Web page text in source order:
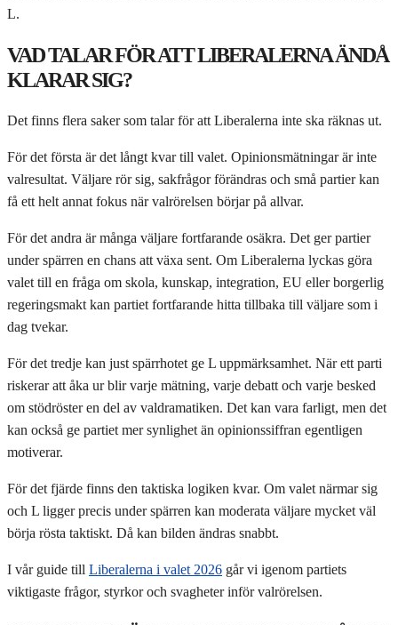
L.
VAD TALAR FÖR ATT LIBERALERNA ÄNDÅ
KLARAR SIG?
Det finns flera saker som talar för att Liberalerna inte ska räknas ut.
För det första är det långt kvar till valet. Opinionsmätningar är inte
valresultat. Väljare rör sig, sakfrågor förändras och små partier kan
få ett helt annat fokus när valrörelsen börjar på allvar.
För det andra är många väljare fortfarande osäkra. Det ger partier
under spärren en chans att växa sent. Om Liberalerna lyckas göra
valet till en fråga om skola, kunskap, integration, EU eller borgerlig
regeringsmakt kan partiet fortfarande hitta tillbaka till väljare som i
dag tvekar.
För det tredje kan just spärrhotet ge L uppmärksamhet. När ett parti
riskerar att åka ur blir varje mätning, varje debatt och varje besked
om stödröster en del av valdramatiken. Det kan vara farligt, men det
kan också ge partiet mer synlighet än opinionssiffran egentligen
motiverar.
För det fjärde finns den taktiska logiken kvar. Om valet närmar sig
och L ligger precis under spärren kan moderata väljare mycket väl
börja rösta taktiskt. Då kan bilden ändras snabbt.
I vår guide till Liberalerna i valet 2026 går vi igenom partiets
viktigaste frågor, styrkor och svagheter inför valrörelsen.